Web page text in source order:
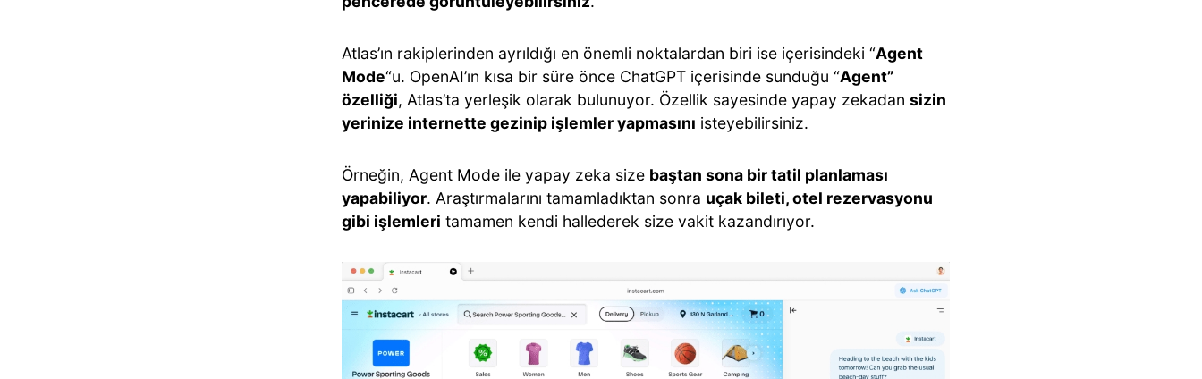
Atlas’ın rakiplerinden ayrıldığı en önemli noktalardan biri ise içerisindeki “Agent
Mode“u. OpenAI’ın kısa bir süre önce ChatGPT içerisinde sunduğu “Agent”
özelliği, Atlas’ta yerleşik olarak bulunuyor. Özellik sayesinde yapay zekadan sizin
yerinize internette gezinip işlemler yapmasını isteyebilirsiniz.
Örneğin, Agent Mode ile yapay zeka size baştan sona bir tatil planlaması
yapabiliyor. Araştırmalarını tamamladıktan sonra uçak bileti, otel rezervasyonu
gibi işlemleri tamamen kendi hallederek size vakit kazandırıyor.